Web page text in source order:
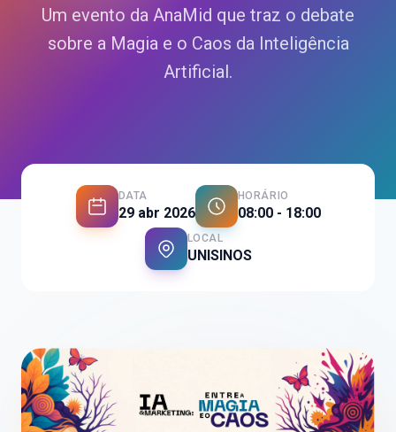
Um evento da AnaMid que traz o debate
sobre a Magia e o Caos da Inteligência
Artificial.
DATA
29 abr 2026
HORÁRIO
08:00 - 18:00
LOCAL
UNISINOS